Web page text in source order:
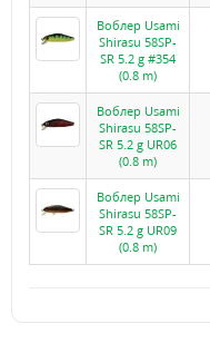
Воблер Usami
Shirasu 58SP-
SR 5.2 g #354
(0.8 m)
Воблер Usami
Shirasu 58SP-
SR 5.2 g UR06
(0.8 m)
Воблер Usami
Shirasu 58SP-
SR 5.2 g UR09
(0.8 m)